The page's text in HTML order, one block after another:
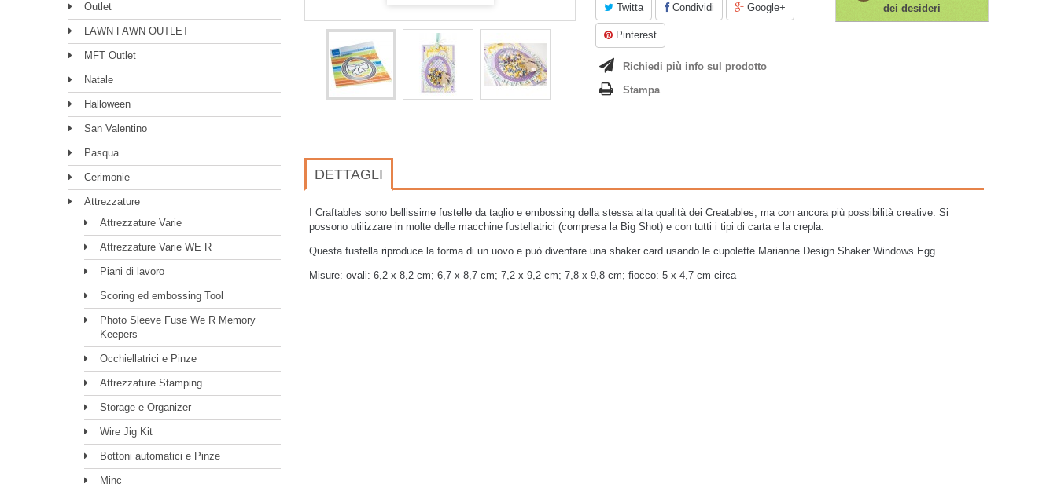
Outlet
LAWN FAWN OUTLET
MFT Outlet
Natale
Halloween
San Valentino
Pasqua
Cerimonie
Attrezzature
Attrezzature Varie
Attrezzature Varie WE R
Piani di lavoro
Scoring ed embossing Tool
Photo Sleeve Fuse We R Memory
Keepers
Occhiellatrici e Pinze
Attrezzature Stamping
Storage e Organizer
Wire Jig Kit
Bottoni automatici e Pinze
Minc
Twitta Condividi Google+
Pinterest
Richiedi più info sul prodotto
Stampa
dei desideri
DETTAGLI
I Craftables sono bellissime fustelle da taglio e embossing della stessa alta qualità dei Creatables, ma con ancora più possibilità creative. Si
possono utilizzare in molte delle macchine fustellatrici (compresa la Big Shot) e con tutti i tipi di carta e la crepla.
Questa fustella riproduce la forma di un uovo e può diventare una shaker card usando le cupolette Marianne Design Shaker Windows Egg.
Misure: ovali: 6,2 x 8,2 cm; 6,7 x 8,7 cm; 7,2 x 9,2 cm; 7,8 x 9,8 cm; fiocco: 5 x 4,7 cm circa